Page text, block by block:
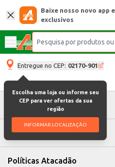
Baixe nosso novo app
exclusivos
Entregue no CEP: 02170-901
Escolha uma loja ou informe seu
CEP para ver ofertas da sua
região
INFORMAR LOCALIZAÇÃO
Atendimento
Institucional
Políticas Atacadão